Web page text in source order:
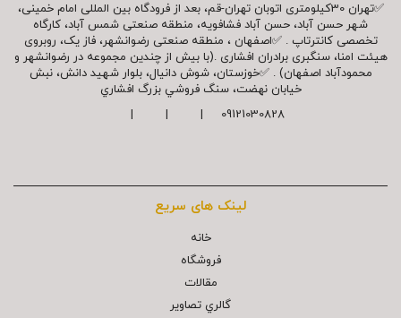
✅تهران 30کیلومتری اتوبان تهران-قم، بعد از فرودگاه بین المللی امام خمینی،
شهر حسن آباد، حسن آباد فشافویه، منطقه صنعتی شمس آباد، کارگاه
تخصصی کانترتاپ . ✅اصفهان ، منطقه صنعتی رضوانشهر، فاز یک، روبروی
هیئت امنا، سنگبری برادران افشاری .(با بیش از چندین مجموعه در رضوانشهر و
محمودآباد اصفهان) . ✅خوزستان، شوش دانیال، بلوار شهيد دانش، نبش
خیابان نهضت، سنگ فروشي بزرگ افشاري
09121030828 | | |
لینک های سریع
خانه
فروشگاه
مقالات
گالري تصاوير